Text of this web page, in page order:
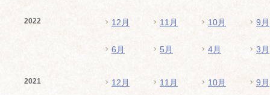
2022 12月 11月 10月 9月
6月 5月 4月 3月
2021 12月 11月 10月 9月